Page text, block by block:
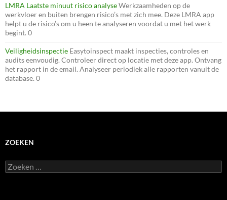
LMRA Laatste minuut risico analyseWerkzaamheden op de
werkvloer en buiten brengen risico’s met zich mee. Deze LMRA app
helpt u de risico’s om u heen te analyseren voordat u met het werk
begint. 0
Veiligheidsinspectie Easytoinspect maakt inspecties, controles en
audits eenvoudig. Controleer direct op locatie met deze app. Ontvang
het rapport in de email. Analyseer periodiek alle rapporten vanuit de
database. 0
ZOEKEN
Zoeken
naar: